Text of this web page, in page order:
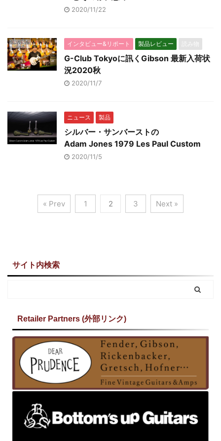
2020/11/22
インタビュー&リポート 製品レビュー 読み物
G-Club Tokyoに訊くGibson 最新入荷状
況2020秋
2020/11/7
ニュース 製品
シルバー・サンバーストの
Adam Jones 1979 Les Paul Custom
2020/11/5
« Prev 1 2 3 Next »
サイト内検索
Retailer Partners (外部リンク)